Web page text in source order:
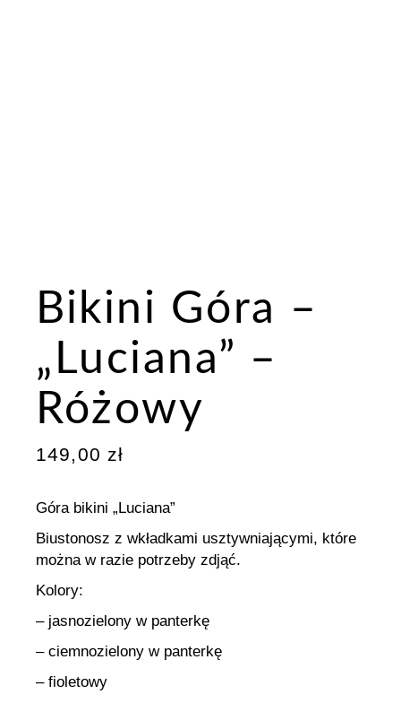
Bikini Góra –
„Luciana” –
Różowy
149,00 zł
Góra bikini „Luciana”
Biustonosz z wkładkami usztywniającymi, które
można w razie potrzeby zdjąć.
Kolory:
– jasnozielony w panterkę
– ciemnozielony w panterkę
– fioletowy